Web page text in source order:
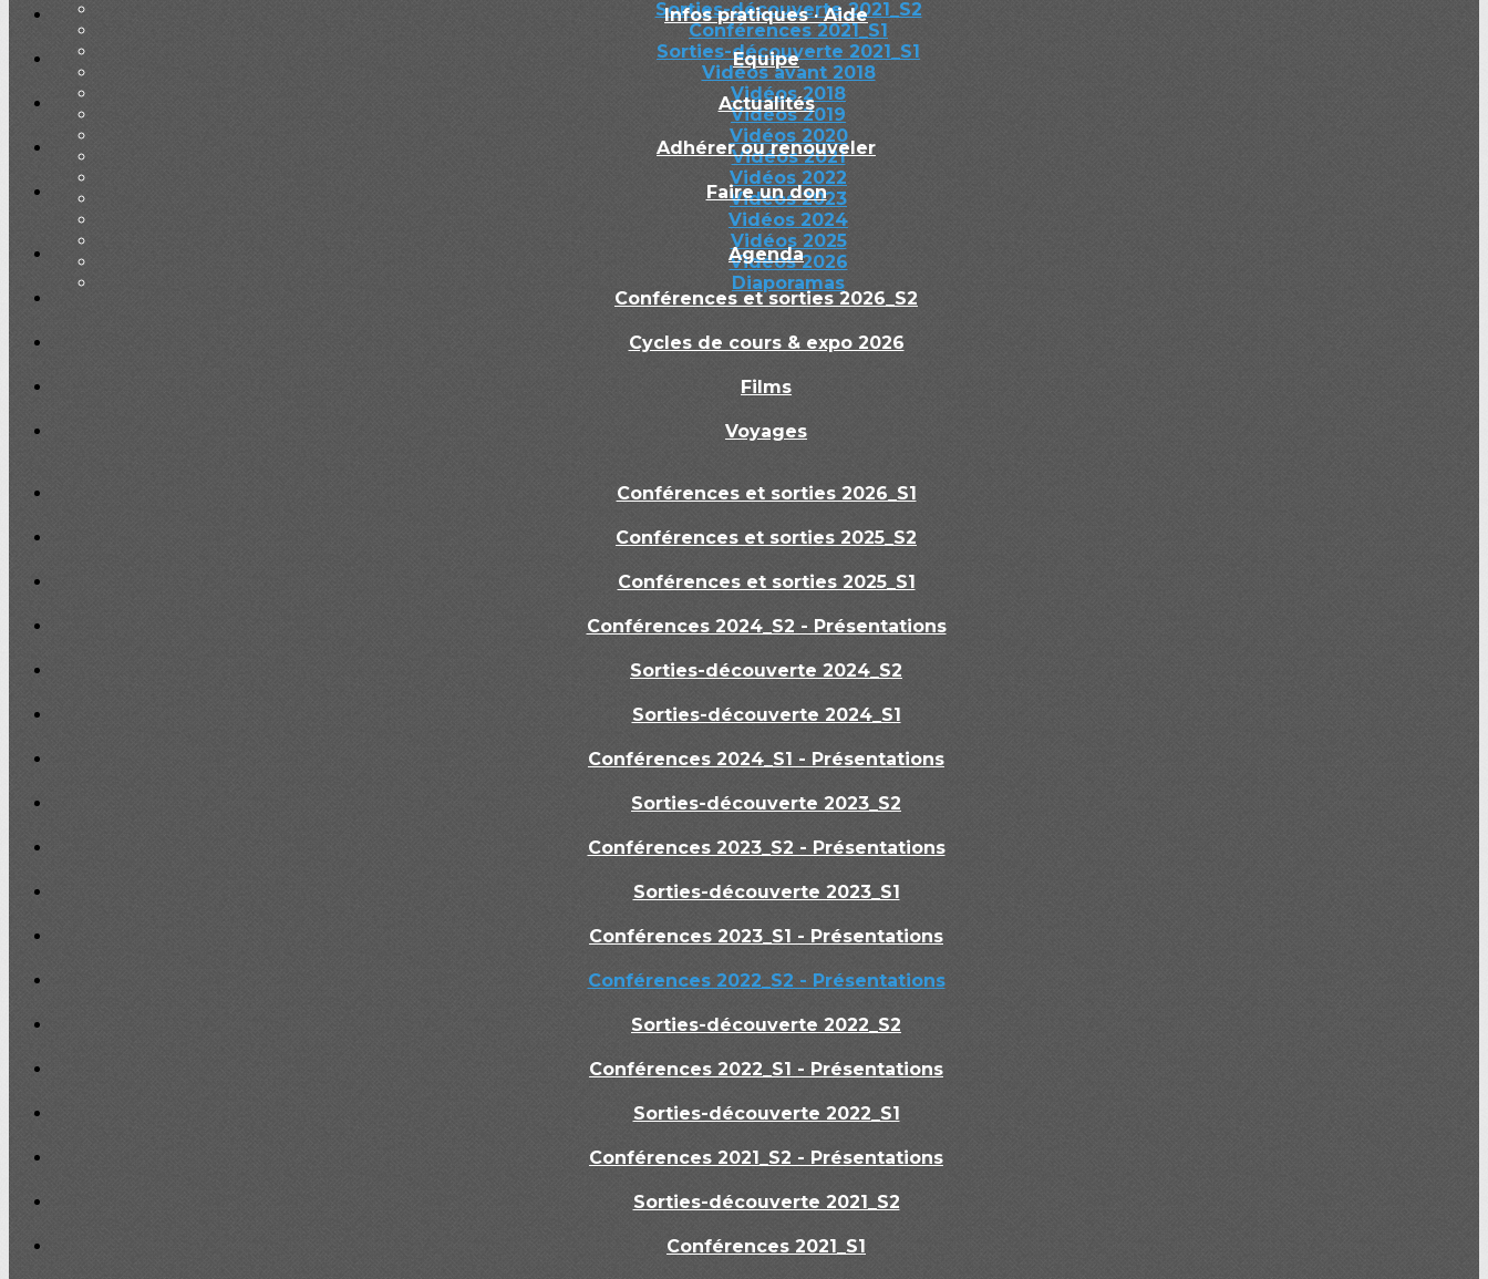
Sorties-découverte 2021_S2
Conférences 2021_S1
Sorties-découverte 2021_S1
Vidéos avant 2018
Vidéos 2018
Vidéos 2019
Vidéos 2020
Vidéos 2021
Vidéos 2022
Vidéos 2023
Vidéos 2024
Vidéos 2025
Vidéos 2026
Diaporamas
Infos pratiques · Aide
Equipe
Actualités
Adhérer ou renouveler
Faire un don
Agenda
Conférences et sorties 2026_S2
Cycles de cours & expo 2026
Films
Voyages
Conférences et sorties 2026_S1
Conférences et sorties 2025_S2
Conférences et sorties 2025_S1
Conférences 2024_S2 - Présentations
Sorties-découverte 2024_S2
Sorties-découverte 2024_S1
Conférences 2024_S1 - Présentations
Sorties-découverte 2023_S2
Conférences 2023_S2 - Présentations
Sorties-découverte 2023_S1
Conférences 2023_S1 - Présentations
Conférences 2022_S2 - Présentations
Sorties-découverte 2022_S2
Conférences 2022_S1 - Présentations
Sorties-découverte 2022_S1
Conférences 2021_S2 - Présentations
Sorties-découverte 2021_S2
Conférences 2021_S1